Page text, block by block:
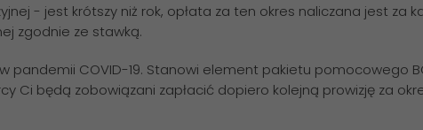
- jest krótszy niż rok, opłata za ten okres naliczana jest za
zgodnie ze stawką.
pandemii COVID-19. Stanowi element pakietu pomocowego
Ci będą zobowiązani zapłacić dopiero kolejną prowizję za